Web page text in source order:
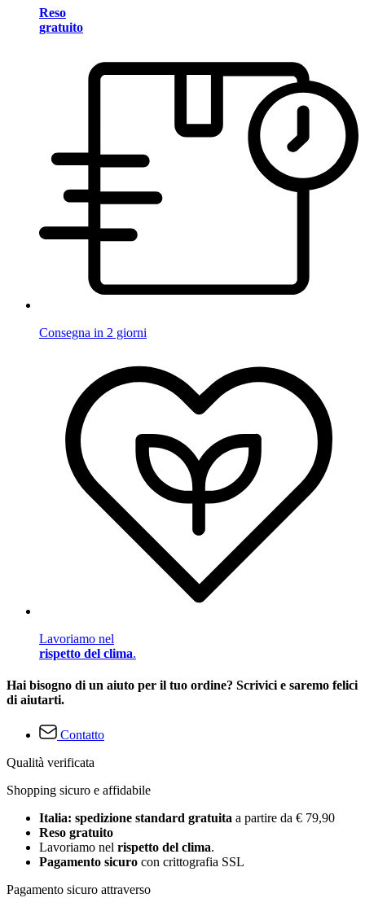
Reso
gratuito
Consegna in 2 giorni
Lavoriamo nel
rispetto del clima.
Hai bisogno di un aiuto per il tuo ordine? Scrivici e saremo felici
di aiutarti.
Contatto
Qualità verificata
Shopping sicuro e affidabile
Italia: spedizione standard gratuita a partire da € 79,90
Reso gratuito
Lavoriamo nel rispetto del clima.
Pagamento sicuro con crittografia SSL
Pagamento sicuro attraverso